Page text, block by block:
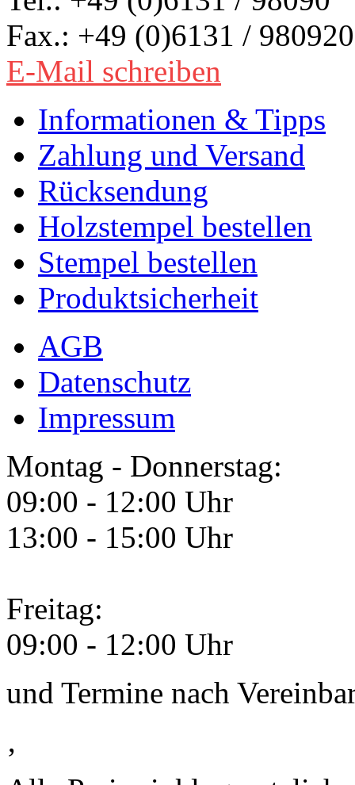
Fax.: +49 (0)6131 / 980920
E-Mail schreiben
Informationen & Tipps
Zahlung und Versand
Rücksendung
Holzstempel bestellen
Stempel bestellen
Produktsicherheit
AGB
Datenschutz
Impressum
Montag - Donnerstag:
09:00 - 12:00 Uhr
13:00 - 15:00 Uhr
Freitag:
09:00 - 12:00 Uhr
und Termine nach
‚